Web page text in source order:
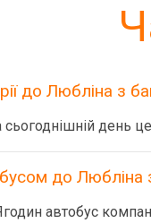
до Любліна з
день
до Любліна
автобус